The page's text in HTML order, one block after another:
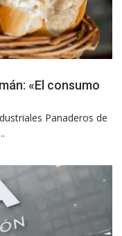
«El consumo
Panaderos de